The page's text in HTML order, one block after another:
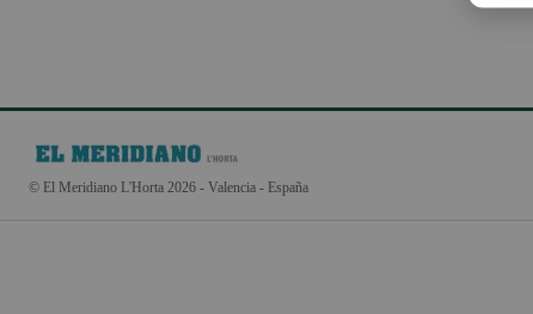
© El Meridiano L'Horta 2026 - Valencia - España